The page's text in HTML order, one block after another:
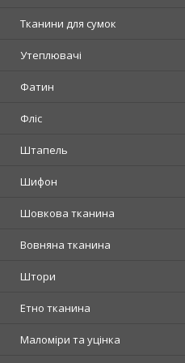
Тканини для сумок
Утеплювачі
Фатин
Фліс
Штапель
Шифон
Шовкова тканина
Вовняна тканина
Штори
Етно тканина
Маломіри та уцінка